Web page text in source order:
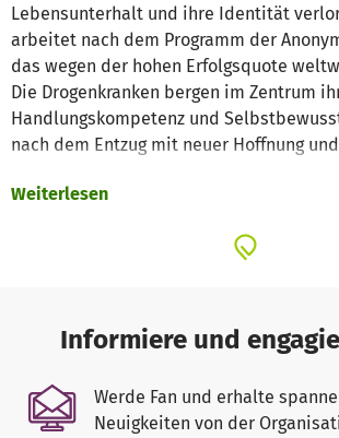
Lebensunterhalt und ihre Identität
arbeitet nach dem Programm der
das wegen der hohen Erfolgsquote
Die Drogenkranken bergen im Zentrum
Handlungskompetenz und
nach dem Entzug mit neuer Hoffnung
Erfolgsstory geschrieben. Für die gute
Wunsch, ihre Fehltritte wieder gut zu
begonnen nach dem Entzug wieder für
sorgen.
Dann erlitt das Anti-Drogen-Projekt
Weiterlesen
Informiere und
Werde Fan und erhalte
Neuigkeiten von der